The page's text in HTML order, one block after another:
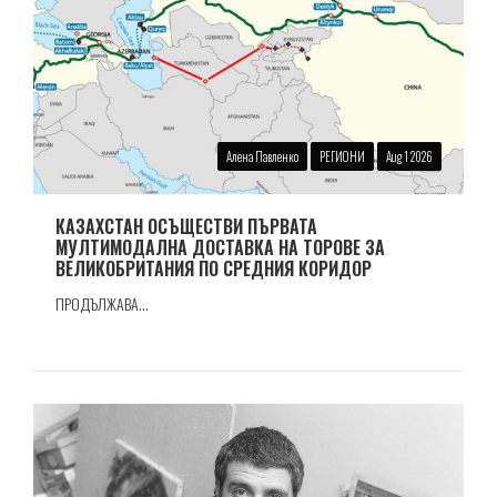
Алена Павленко РЕГИОНИ Aug 1 2026
КАЗАХСТАН ОСЪЩЕСТВИ ПЪРВАТА
МУЛТИМОДАЛНА ДОСТАВКА НА ТОРОВЕ ЗА
ВЕЛИКОБРИТАНИЯ ПО СРЕДНИЯ КОРИДОР
ПРОДЪЛЖАВА...